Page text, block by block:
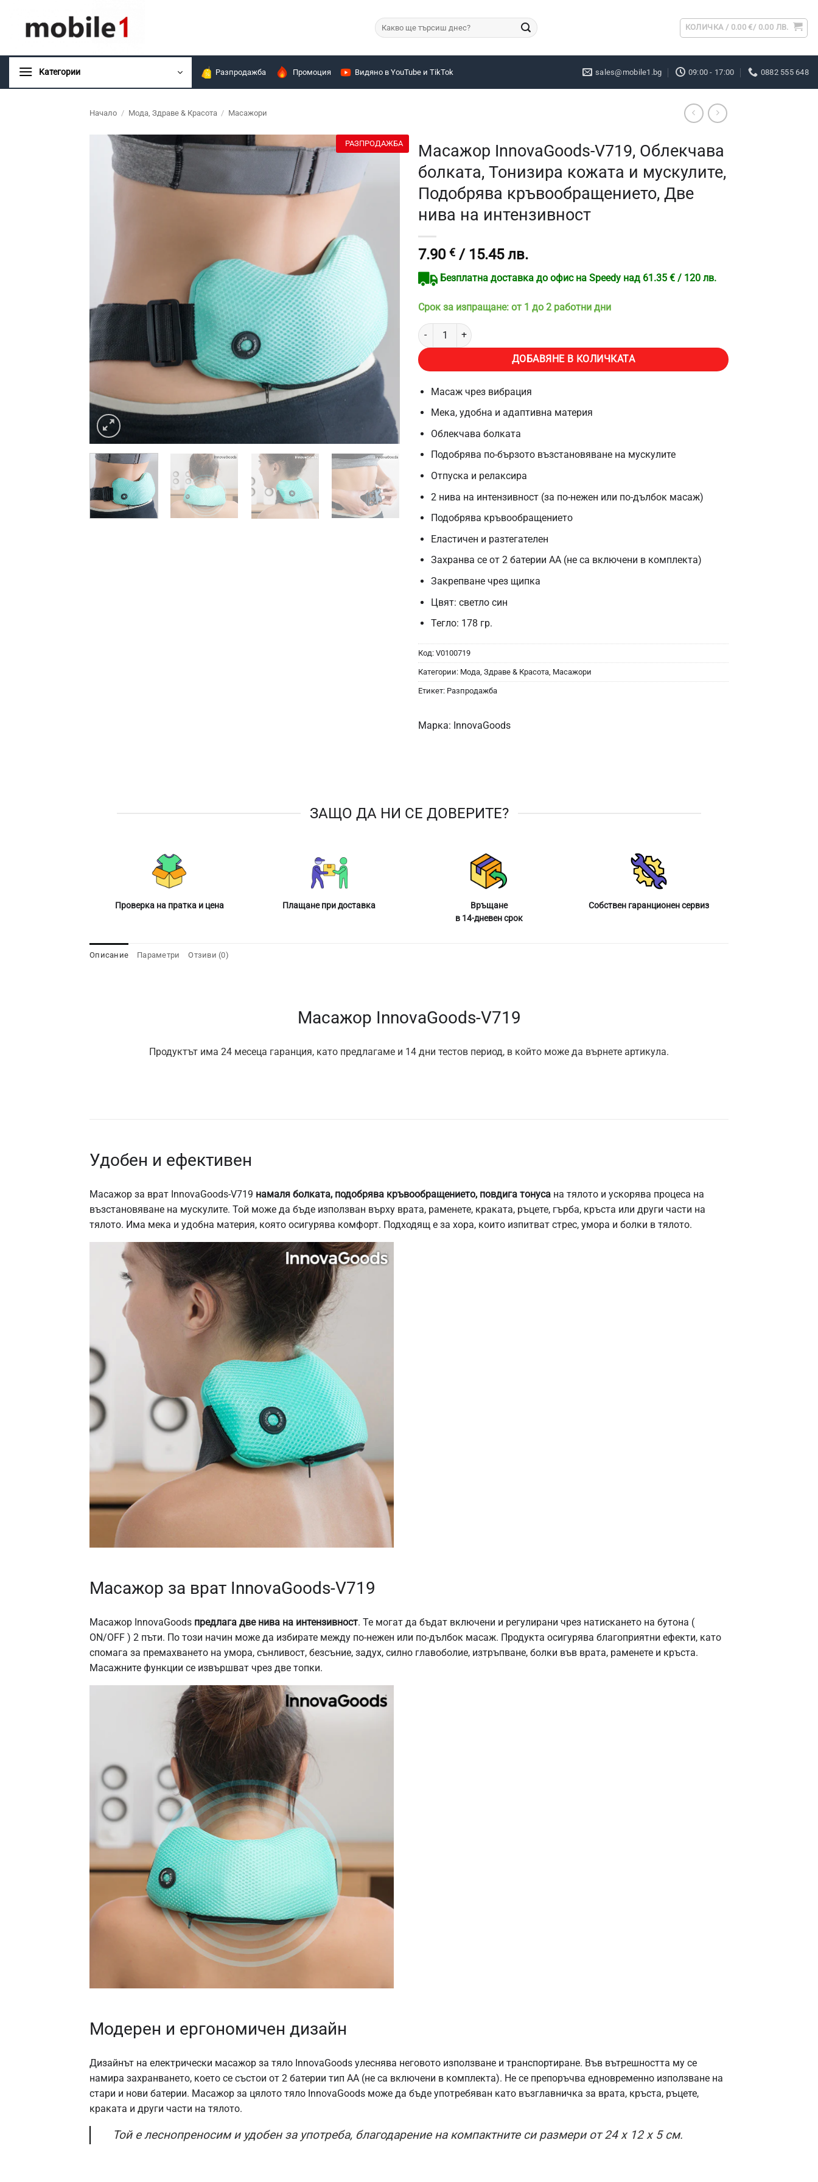
content
Търсене
за:
КОЛИЧКА / 0.00€/ 0.00 ЛВ.
Kатегории Разпродажба Промоция Видяно в YouTube и TikTok sales@mobile1.bg 09:00 - 17:00 0882 555 648
Начало / Мода, Здраве & Красота / Масажори
РАЗПРОДАЖБА
Масажор InnovaGoods-V719, Облекчава
болката, Тонизира кожата и мускулите,
Подобрява кръвообращението, Две
нива на интензивност
7.90 € / 15.45 лв.
Безплатна доставка до офис на Speedy над 61.35 € / 120 лв.
Срок за изпращане: от 1 до 2 работни дни
количество за Масажор InnovaGoods-V719, Облекчава болката, Тонизира кожата и мускулите,
ДОБАВЯНЕ В КОЛИЧКАТА
Масаж чрез вибрация
Мека, удобна и адаптивна материя
Облекчава болката
Подобрява по-бързото възстановяване на мускулите
Отпуска и релаксира
2 нива на интензивност (за по-нежен или по-дълбок масаж)
Подобрява кръвообращението
Еластичен и разтегателен
Захранва се от 2 батерии AA (не са включени в комплекта)
Закрепване чрез щипка
Цвят: светло син
Тегло: 178 гр.
Код: V0100719
Категории: Мода, Здраве & Красота, Масажори
Етикет: Разпродажба
Марка: InnovaGoods
ЗАЩО ДА НИ СЕ ДОВЕРИТЕ?
Проверка на пратка и цена Плащане при доставка
Връщане
в 14-дневен срок
Собствен гаранционен сервиз
Описание Параметри Отзиви (0)
Масажор InnovaGoods-V719
Продуктът има 24 месеца гаранция, като предлагаме и 14 дни тестов период, в който може да върнете артикула.
Удобен и ефективен
Масажор за врат InnovaGoods-V719 намаля болката, подобрява кръвообращението, повдига тонуса на тялото и ускорява процеса на
възстановяване на мускулите. Той може да бъде използван върху врата, раменете, краката, ръцете, гърба, кръста или други части на
тялото. Има мека и удобна материя, която осигурява комфорт. Подходящ е за хора, които изпитват стрес, умора и болки в тялото.
Масажор за врат InnovaGoods-V719
Масажор InnovaGoods предлага две нива на интензивност. Те могат да бъдат включени и регулирани чрез натискането на бутона (
ON/OFF ) 2 пъти. По този начин може да избирате между по-нежен или по-дълбок масаж. Продукта осигурява благоприятни ефекти, като
спомага за премахването на умора, сънливост, безсъние, задух, силно главоболие, изтръпване, болки във врата, раменете и кръста.
Масажните функции се извършват чрез две топки.
Модерен и ергономичен дизайн
Дизайнът на електрически масажор за тяло InnovaGoods улеснява неговото използване и транспортиране. Във вътрешността му се
намира захранването, което се състои от 2 батерии тип АА (не са включени в комплекта). Не се препоръчва едновременно използване на
стари и нови батерии. Масажор за цялото тяло InnovaGoods може да бъде употребяван като възглавничка за врата, кръста, ръцете,
краката и други части на тялото.
Той е леснопреносим и удобен за употреба, благодарение на компактните си размери от 24 x 12 x 5 см.